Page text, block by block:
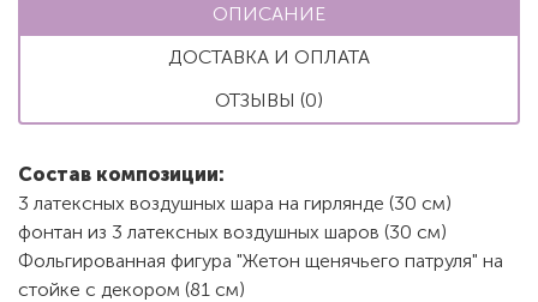
ОПИСАНИЕ
ДОСТАВКА И ОПЛАТА
ОТЗЫВЫ (0)
Состав композиции:
3 латексных воздушных шара на гирлянде (30 см)
фонтан из 3 латексных воздушных шаров (30 см)
Фольгированная фигура "Жетон щенячьего патруля" на
стойке с декором (81 см)